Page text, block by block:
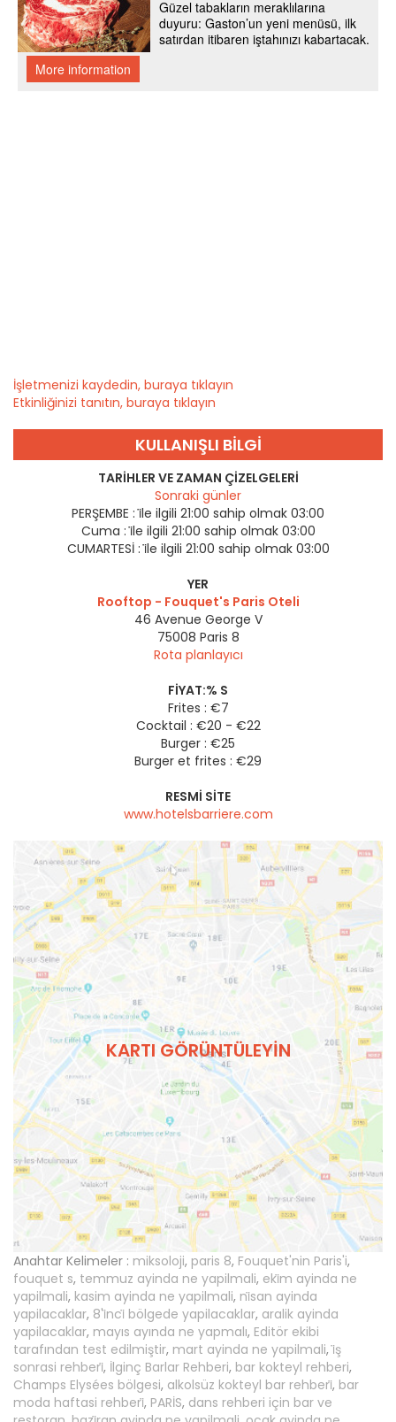
İşletmenizi kaydedin, buraya tıklayın
Etkinliğinizi tanıtın, buraya tıklayın
KULLANIŞLI BILGI
TARIHLER VE ZAMAN ÇIZELGELERI
Sonraki günler
PERŞEMBE : i̇le ilgili 21:00 sahip olmak 03:00
Cuma : i̇le ilgili 21:00 sahip olmak 03:00
CUMARTESİ : i̇le ilgili 21:00 sahip olmak 03:00
YER
Rooftop - Fouquet's Paris Oteli
46 Avenue George V
75008 Paris 8
Rota planlayıcı
FIYAT:% S
Frites : €7
Cocktail : €20 - €22
Burger : €25
Burger et frites : €29
RESMI SITE
www.hotelsbarriere.com
KARTI GÖRÜNTÜLEYIN
Anahtar Kelimeler : miksoloji, paris 8, Fouquet'nin Paris'i,
fouquet s, temmuz ayinda ne yapilmali, eki̇m ayinda ne
yapilmali, kasim ayinda ne yapilmali, ni̇san ayinda
yapilacaklar, 8'i̇nci̇ bölgede yapilacaklar, aralik ayinda
yapilacaklar, mayıs ayında ne yapmalı, Editör ekibi
tarafından test edilmiştir, mart ayinda ne yapilmali,i̇ş
sonrasi rehberi̇, İlginç Barlar Rehberi, bar kokteyl rehberi,
Champs Elysées bölgesi, alkolsüz kokteyl bar rehberi̇, bar
moda haftasi rehberi̇, PARİS, dans rehberi için bar ve